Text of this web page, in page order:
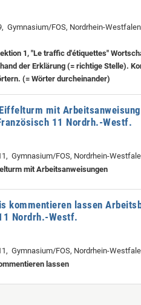
Gymnasium/FOS, Nordrhein-Westfalen
1, "Le traffic d'étiquettes"
der Erklärung (= richtige Stelle).
(= Wörter durcheinander)
mit
11 Nordrh.-Westf.
Gymnasium/FOS, Nordrhein-
mit Arbeitsanweisungen
kommentieren lassen
Nordrh.-Westf.
Gymnasium/FOS, Nordrhein-
lassen